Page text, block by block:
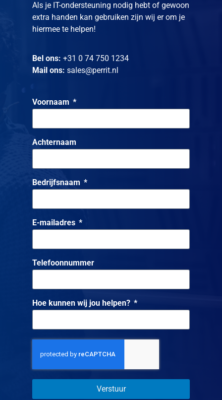
Als je IT-ondersteuning nodig hebt of gewoon
extra handen kan gebruiken zijn wij er om je
hiermee te helpen!
Bel ons: +31 0 74 750 1234
Mail ons: sales@perrit.nl
Voornaam
Achternaam
Bedrijfsnaam
E-mailadres
Telefoonnummer
Hoe kunnen wij jou helpen?
Verstuur